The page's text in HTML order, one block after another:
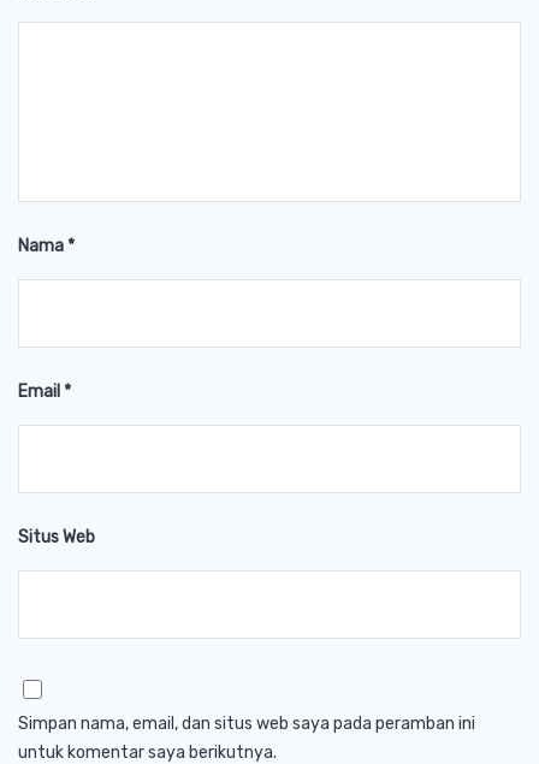
Nama*
Email *
Situs Web
Simpan nama, email, dan situs web saya pada peramban ini
untuk komentar saya berikutnya.